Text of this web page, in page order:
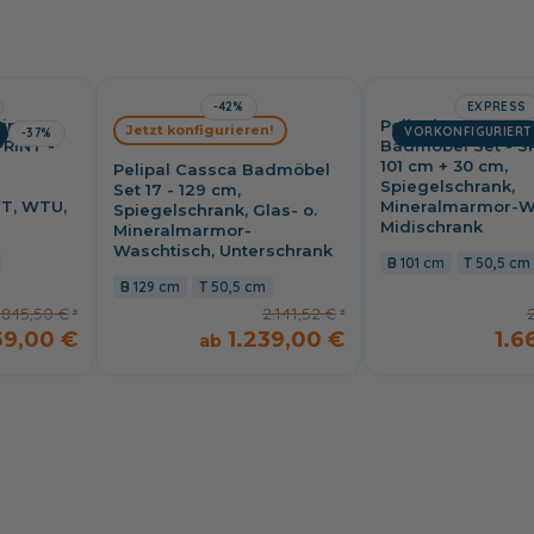
-37%
-
WTU,
€
€
-42%
Pelipal Cassca Badmöbel
Set 17 - 129 cm,
Spiegelschrank, Glas- o.
Mineralmarmor-
Waschtisch, Unterschrank
129 cm 50,5 cm
2.141,52 €
1.239,00 €
Jetzt konfigurieren!
EXPRESS
VORKONFIGURIERT
Pelipal Cassca
Badmöbel Set -
101 cm + 30 cm,
Spiegelschrank,
Mineralmarmor-
Midischrank
101 cm 50,5 cm